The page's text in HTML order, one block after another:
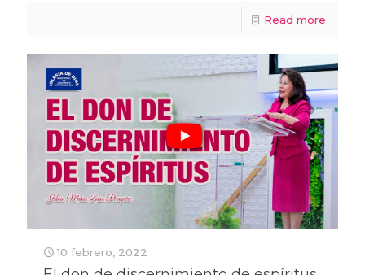
Read more
10 febrero, 2022